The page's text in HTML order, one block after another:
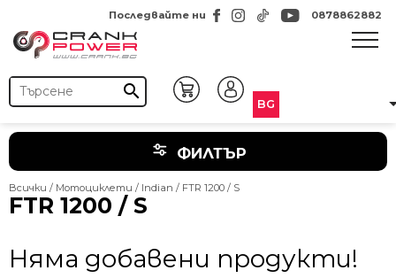
Последвайте ни 0878862882
search
BG
ФИЛТЪР
Всички / Мотоциклети / Indian / FTR 1200 / S
FTR 1200 / S
Няма добавени продукти!